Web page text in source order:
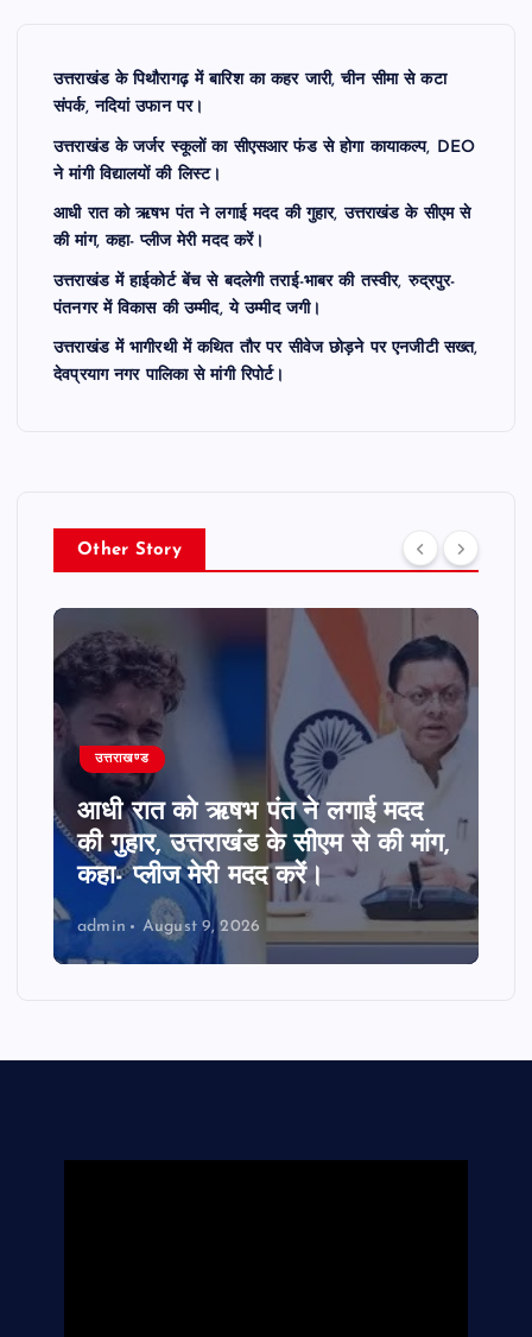
उत्तराखंड के पिथौरागढ़ में बारिश का कहर जारी, चीन सीमा से कटा
संपर्क, नदियां उफान पर।
उत्तराखंड के जर्जर स्कूलों का सीएसआर फंड से होगा कायाकल्प, DEO
ने मांगी विद्यालयों की लिस्ट।
आधी रात को ऋषभ पंत ने लगाई मदद की गुहार, उत्तराखंड के सीएम से
की मांग, कहा- प्लीज मेरी मदद करें।
उत्तराखंड में हाईकोर्ट बेंच से बदलेगी तराई-भाबर की तस्वीर, रुद्रपुर-
पंतनगर में विकास की उम्मीद, ये उम्मीद जगी।
उत्तराखंड में भागीरथी में कथित तौर पर सीवेज छोड़ने पर एनजीटी सख्त,
देवप्रयाग नगर पालिका से मांगी रिपोर्ट।
Other Story
उत्तराखण्ड
उत्तराखंड में हाईकोर्ट बेंच से बदलेगी
तराई-भाबर की तस्वीर, रुद्रपुर-पंतनगर
में विकास की उम्मीद, ये उम्मीद जगी।
admin August 9, 2026